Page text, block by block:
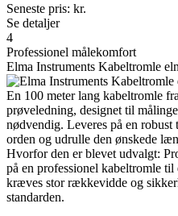
Seneste pris: kr.
Se detaljer
4
Professionel målekomfort
Elma Instruments Kabeltromle
En 100 meter lang kabeltromle
prøveledning, designet til
nødvendig. Leveres på en
orden og udrulle den ønskede
Hvorfor den er blevet udvalgt:
på en professionel kabeltromle
kræves stor rækkevidde og
standarden.